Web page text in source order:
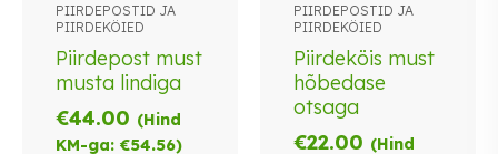
PIIRDEPOSTID JA
PIIRDEKÖIED
Piirdepost must
musta lindiga
€44.00 (Hind
KM-ga:€54.56)
PIIRDEPOSTID JA
PIIRDEKÖIED
Piirdeköis must
hõbedase
otsaga
€22.00 (Hind